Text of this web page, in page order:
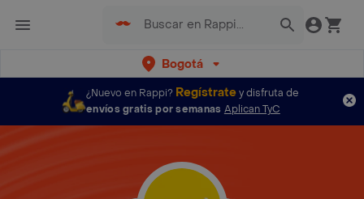
Bogotá
¿Nuevo en Rappi? Regístratey disfruta de
envíos gratis por semanas Aplican TyC